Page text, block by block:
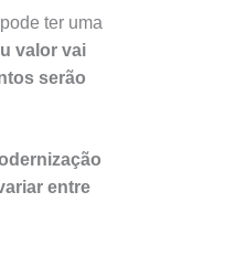
ter uma
valor vai
serão
entre